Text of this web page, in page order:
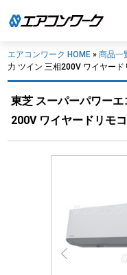
エアコンワーク HOME » 商品一
力 ツイン 三相200V ワイヤー
東芝 スーパーパワー
200V ワイヤードリモ